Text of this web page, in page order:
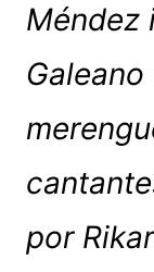
Méndez
por